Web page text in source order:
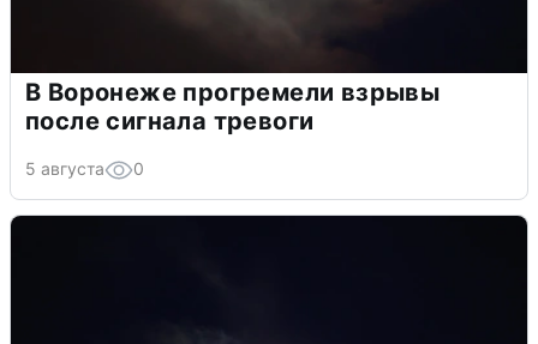
В Воронеже прогремели взрывы
после сигнала тревоги
5 августа 0